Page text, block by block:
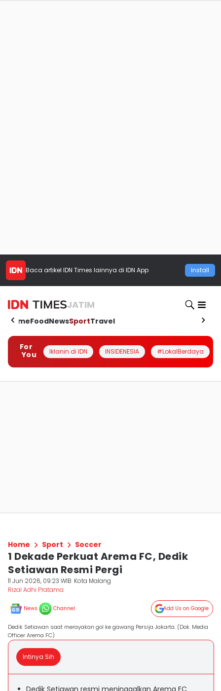
Baca artikel IDN Times lainnya di IDN App Install
JATIM
HomeFoodNewsSportTravel
For
You
Iklanin di IDN INSIDENESIA #LokalBerdaya
Home Sport Soccer
1 Dekade Perkuat Arema FC, Dedik
Setiawan Resmi Pergi
11 Jun 2026, 09:23 WIB Kota Malang
Rizal Adhi Pratama
News Channel Add Us on Google
Dedik Setiawan saat merayakan gol ke gawang Persija Jakarta. (Dok. Media
Officer Arema FC)
Intinya Sih
Dedik Setiawan resmi meninggalkan Arema FC